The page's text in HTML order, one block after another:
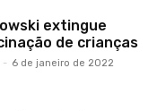
extingue
de crianças
- 6 de janeiro de 2022